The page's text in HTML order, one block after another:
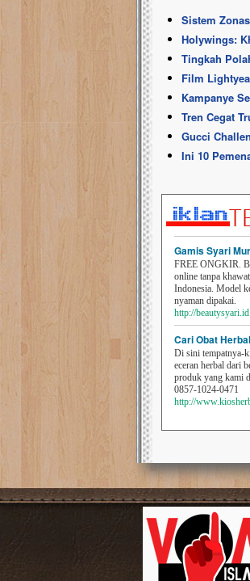
Sistem
Holywings:
Tingkah
Film
Kampanye
Tren Cegat
Gucci
Ini 10
Gamis Syari
FREE ONGKIR.
online tanpa
Indonesia. Model
nyaman dipakai.
http://beautysyari.id
Cari Obat
Di sini tempatnya-
eceran herbal dari
produk yang kami
0857-1024-0471
http://